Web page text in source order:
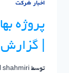
اخبار شرکت
پروژه
| گزارش
توسط shahmiri